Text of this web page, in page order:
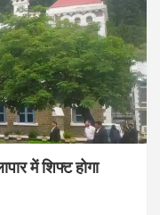
में शिफ्ट होगा